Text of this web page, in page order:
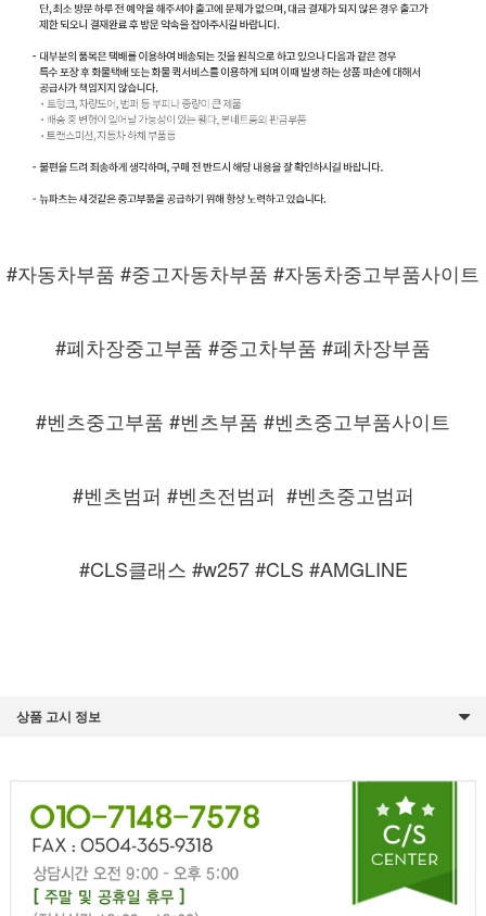
#자동차부품 #중고자동차부품 #자동차중고부품사이트
#폐차장중고부품 #중고차부품 #폐차장부품
#벤츠중고부품 #벤츠부품 #벤츠중고부품사이트
#벤츠범퍼 #벤츠전범퍼 #벤츠중고범퍼
#CLS클래스 #w257 #CLS #AMGLINE
상품 고시 정보